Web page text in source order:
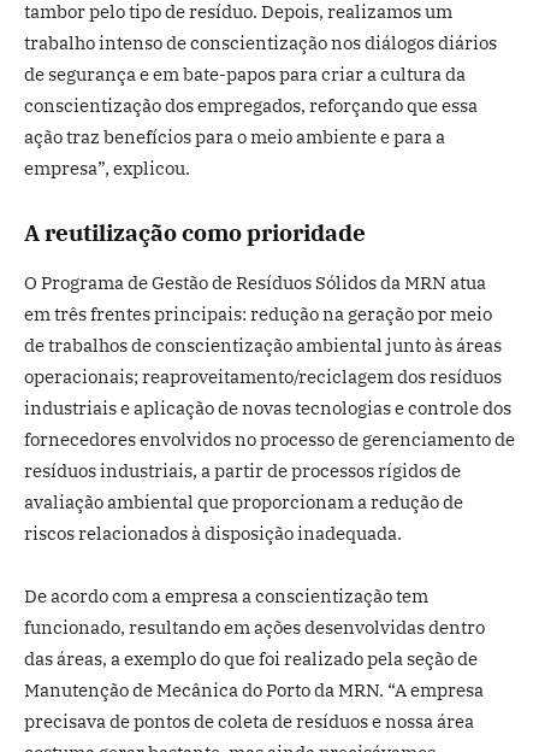
tambor pelo tipo de resíduo. Depois, realizamos um
trabalho intenso de conscientização nos diálogos diários
de segurança e em bate-papos para criar a cultura da
conscientização dos empregados, reforçando que essa
ação traz benefícios para o meio ambiente e para a
empresa”, explicou.
A reutilização como prioridade
O Programa de Gestão de Resíduos Sólidos da MRN atua
em três frentes principais: redução na geração por meio
de trabalhos de conscientização ambiental junto às áreas
operacionais; reaproveitamento/reciclagem dos resíduos
industriais e aplicação de novas tecnologias e controle dos
fornecedores envolvidos no processo de gerenciamento de
resíduos industriais, a partir de processos rígidos de
avaliação ambiental que proporcionam a redução de
riscos relacionados à disposição inadequada.
De acordo com a empresa a conscientização tem
funcionado, resultando em ações desenvolvidas dentro
das áreas, a exemplo do que foi realizado pela seção de
Manutenção de Mecânica do Porto da MRN. “A empresa
precisava de pontos de coleta de resíduos e nossa área